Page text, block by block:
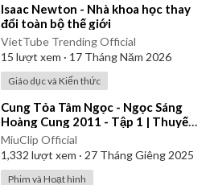
⁣Isaac Newton - Nhà khoa học thay
đổi toàn bộ thế giới
VietTube Trending Official
15 lượt xem · 17 Tháng Năm 2026
Giáo dục và Kiến thức
⁣Cung Tỏa Tâm Ngọc - Ngọc Sáng
Hoàng Cung 2011 - Tập 1 | Thuyết
Minh
MiuClip Official
1,332 lượt xem · 27 Tháng Giêng 2025
Phim và Hoạt hình